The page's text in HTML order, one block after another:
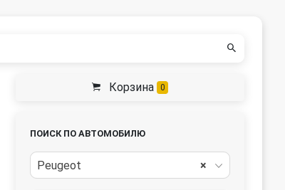
Корзина 0
ПОИСК ПО АВТОМОБИЛЮ
×
Peugeot